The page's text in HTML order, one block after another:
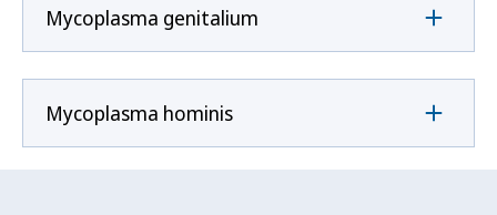
Mycoplasma genitalium
Mycoplasma hominis